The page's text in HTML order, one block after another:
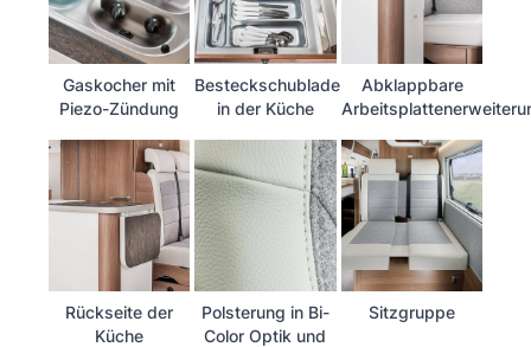
Gaskocher mit
Piezo-Zündung
Besteckschublade
in der Küche
Abklappbare
Rückseite der
Küche
Polsterung in Bi-
Color Optik und
Sitzgruppe